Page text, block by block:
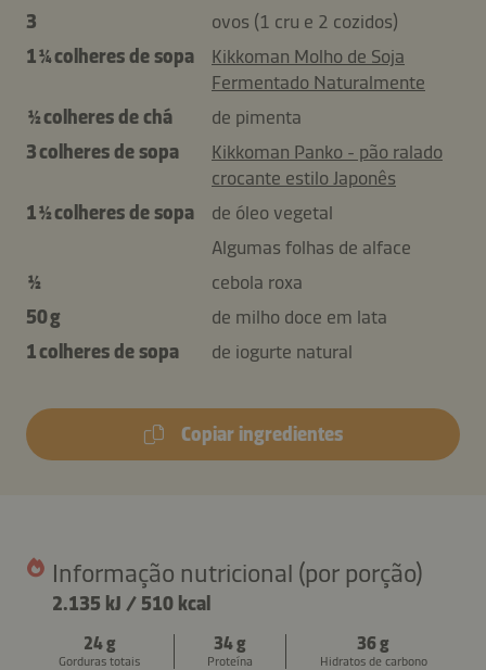
3
ovos (1 cru e 2 cozidos)
1 ¼ colheres de sopa
Kikkoman Molho de Soja
Fermentado Naturalmente
½ colheres de chá
de pimenta
3 colheres de sopa
Kikkoman Panko - pão ralado
crocante estilo Japonês
1 ½ colheres de sopa
de óleo vegetal
Algumas folhas de alface
½
cebola roxa
50 g
de milho doce em lata
1 colheres de sopa
de iogurte natural
Copiar ingredientes
Informação nutricional (por porção)
2.135 kJ / 510 kcal
24 g
Gorduras totais
34 g
Proteína
36 g
Hidratos de carbono